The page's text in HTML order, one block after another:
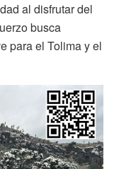
al disfrutar del
busca
para el Tolima y el